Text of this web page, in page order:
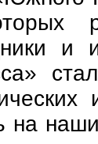
на